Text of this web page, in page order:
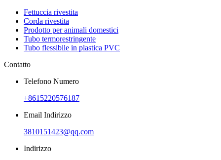
Fettuccia rivestita
Corda rivestita
Prodotto per animali domestici
Tubo termorestringente
Tubo flessibile in plastica PVC
Contatto
Telefono Numero
+8615220576187
Email Indirizzo
3810151423@qq.com
Indirizzo